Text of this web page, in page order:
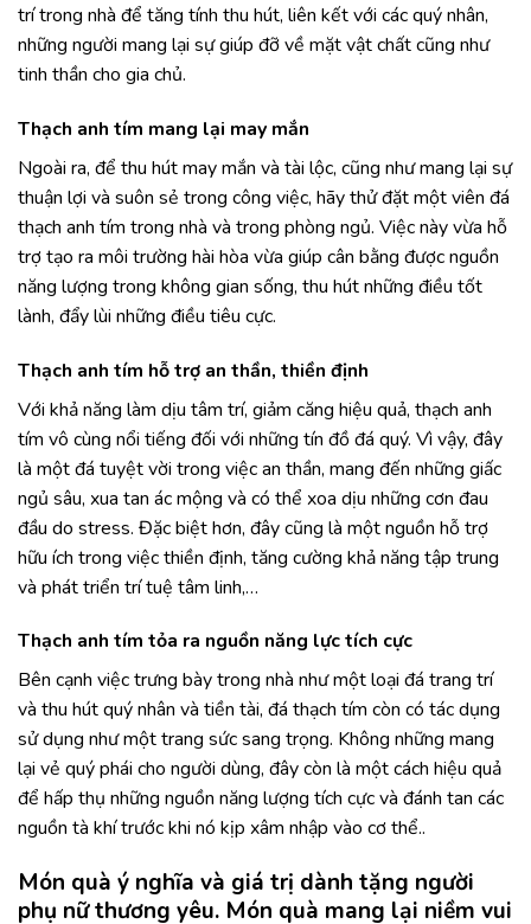
trí trong nhà để tăng tính thu hút, liên kết với các quý nhân,
những người mang lại sự giúp đỡ về mặt vật chất cũng như
tinh thần cho gia chủ.
Thạch anh tím mang lại may mắn
Ngoài ra, để thu hút may mắn và tài lộc, cũng như mang lại sự
thuận lợi và suôn sẻ trong công việc, hãy thử đặt một viên đá
thạch anh tím trong nhà và trong phòng ngủ. Việc này vừa hỗ
trợ tạo ra môi trường hài hòa vừa giúp cân bằng được nguồn
năng lượng trong không gian sống, thu hút những điều tốt
lành, đẩy lùi những điều tiêu cực.
Thạch anh tím hỗ trợ an thần, thiền định
Với khả năng làm dịu tâm trí, giảm căng hiệu quả, thạch anh
tím vô cùng nổi tiếng đối với những tín đồ đá quý. Vì vậy, đây
là một đá tuyệt vời trong việc an thần, mang đến những giấc
ngủ sâu, xua tan ác mộng và có thể xoa dịu những cơn đau
đầu do stress. Đặc biệt hơn, đây cũng là một nguồn hỗ trợ
hữu ích trong việc thiền định, tăng cường khả năng tập trung
và phát triển trí tuệ tâm linh,…
Thạch anh tím tỏa ra nguồn năng lực tích cực
Bên cạnh việc trưng bày trong nhà như một loại đá trang trí
và thu hút quý nhân và tiền tài, đá thạch tím còn có tác dụng
sử dụng như một trang sức sang trọng. Không những mang
lại vẻ quý phái cho người dùng, đây còn là một cách hiệu quả
để hấp thụ những nguồn năng lượng tích cực và đánh tan các
nguồn tà khí trước khi nó kịp xâm nhập vào cơ thể..
Món quà ý nghĩa và giá trị dành tặng người
phụ nữ thương yêu. Món quà mang lại niềm vui